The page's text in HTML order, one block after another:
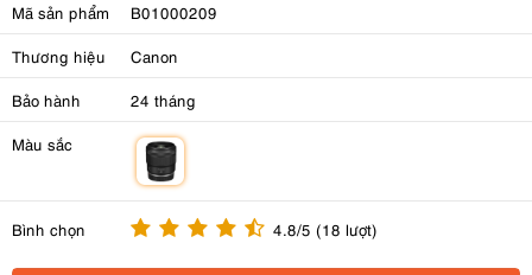
Mã sản phẩm B01000209
Thương hiệu Canon
Bảo hành 24 tháng
Màu sắc
Bình chọn 4.8/5 (18 lượt)